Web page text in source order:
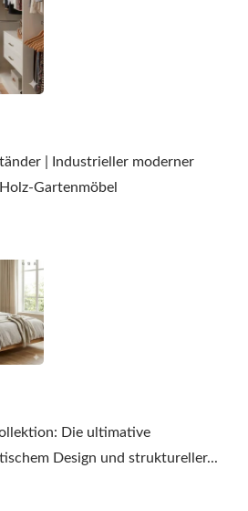
| Industrieller moderner
Gartenmöbel
Die ultimative
Design und struktureller...